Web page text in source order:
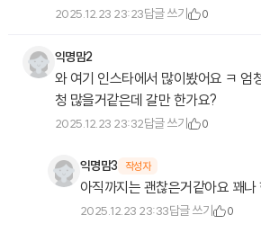
2025.12.23 23:23답글 쓰기 0
익명맘2
와 여기 인스타에서 많이봤어요 ㅋ 엄
청 많을거같은데 갈만 한가요?
2025.12.23 23:32답글 쓰기 0
익명맘3 작성자
아직까지는 괜찮은거같아요 꽤나
2025.12.23 23:33답글 쓰기 0